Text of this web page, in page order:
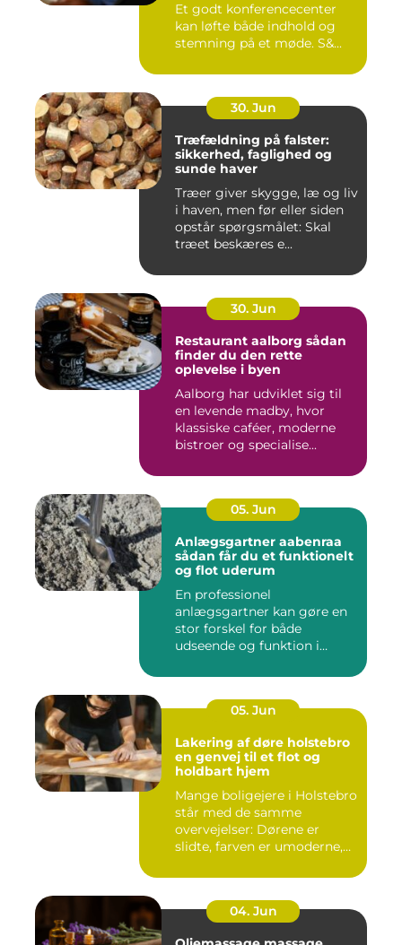
Et godt konferencecenter
kan løfte både indhold og
stemning på et møde. S&...
30. Jun
Træfældning på falster:
sikkerhed, faglighed og
sunde haver
Træer giver skygge, læ og liv
i haven, men før eller siden
opstår spørgsmålet: Skal
træet beskæres e...
30. Jun
Restaurant aalborg sådan
finder du den rette
oplevelse i byen
Aalborg har udviklet sig til
en levende madby, hvor
klassiske caféer, moderne
bistroer og specialise...
05. Jun
Anlægsgartner aabenraa
sådan får du et funktionelt
og flot uderum
En professionel
anlægsgartner kan gøre en
stor forskel for både
udseende og funktion i
05. Jun
Lakering af døre holstebro
en genvej til et flot og
holdbart hjem
Mange boligejere i Holstebro
står med de samme
overvejelser: Dørene er
slidte, farven er umoderne,
04. Jun